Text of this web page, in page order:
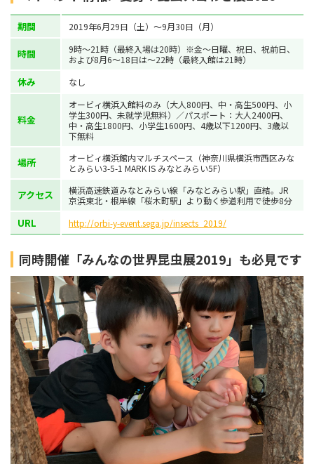
期間 2019年6月29日（土）〜9月30日（月）
時間
9時〜21時（最終入場は20時）※金～日曜、祝日、祝前日、
および8月6～18日は～22時（最終入館は21時）
休み なし
料金
オービィ横浜入館料のみ（大人800円、中・高生500円、小
学生300円、未就学児無料）／パスポート：大人2400円、
中・高生1800円、小学生1600円、4歳以下1200円、3歳以
下無料
場所
オービィ横浜館内マルチスペース（神奈川県横浜市西区みな
とみらい3-5-1 MARK IS みなとみらい5F）
アクセス
横浜高速鉄道みなとみらい線「みなとみらい駅」直結。JR
京浜東北・根岸線「桜木町駅」より動く歩道利用で徒歩8分
URL http://orbi-y-event.sega.jp/insects_2019/
同時開催「みんなの世界昆虫展2019」も必見です